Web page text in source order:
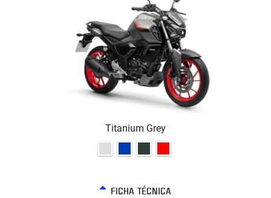
Titanium Grey
FICHA TÉCNICA